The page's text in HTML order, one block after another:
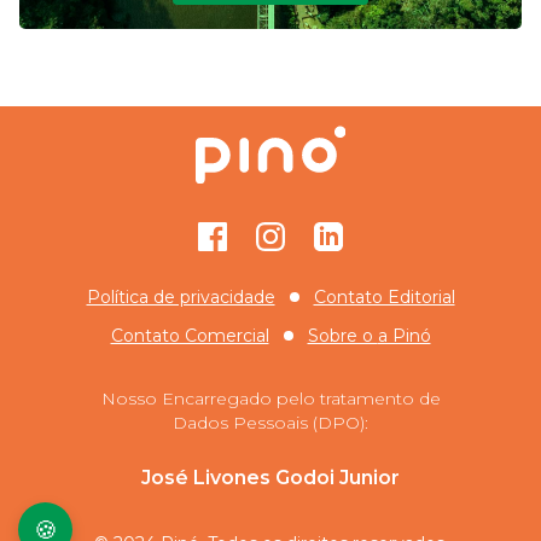
FacebookInstagramGitHub
Política de privacidade
Contato Editorial
Contato Comercial
Sobre o a Pinó
Nosso Encarregado pelo tratamento de
Dados Pessoais (DPO):
José Livones Godoi Junior
🍪